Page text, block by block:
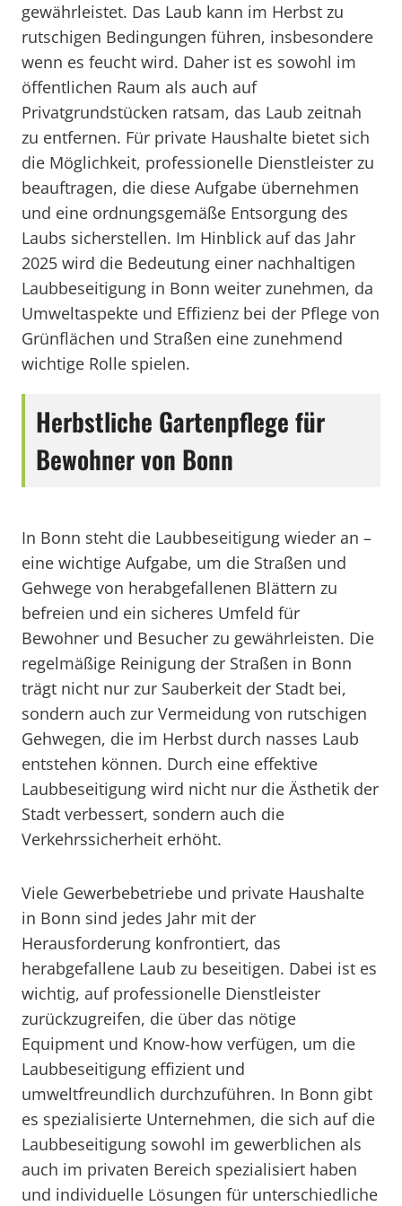
gewährleistet. Das Laub kann im Herbst zu
rutschigen Bedingungen führen, insbesondere
wenn es feucht wird. Daher ist es sowohl im
öffentlichen Raum als auch auf
Privatgrundstücken ratsam, das Laub zeitnah
zu entfernen. Für private Haushalte bietet sich
die Möglichkeit, professionelle Dienstleister zu
beauftragen, die diese Aufgabe übernehmen
und eine ordnungsgemäße Entsorgung des
Laubs sicherstellen. Im Hinblick auf das Jahr
2025 wird die Bedeutung einer nachhaltigen
Laubbeseitigung in Bonn weiter zunehmen, da
Umweltaspekte und Effizienz bei der Pflege von
Grünflächen und Straßen eine zunehmend
wichtige Rolle spielen.
Herbstliche Gartenpflege für
Bewohner von Bonn
In Bonn steht die Laubbeseitigung wieder an –
eine wichtige Aufgabe, um die Straßen und
Gehwege von herabgefallenen Blättern zu
befreien und ein sicheres Umfeld für
Bewohner und Besucher zu gewährleisten. Die
regelmäßige Reinigung der Straßen in Bonn
trägt nicht nur zur Sauberkeit der Stadt bei,
sondern auch zur Vermeidung von rutschigen
Gehwegen, die im Herbst durch nasses Laub
entstehen können. Durch eine effektive
Laubbeseitigung wird nicht nur die Ästhetik der
Stadt verbessert, sondern auch die
Verkehrssicherheit erhöht.
Viele Gewerbebetriebe und private Haushalte
in Bonn sind jedes Jahr mit der
Herausforderung konfrontiert, das
herabgefallene Laub zu beseitigen. Dabei ist es
wichtig, auf professionelle Dienstleister
zurückzugreifen, die über das nötige
Equipment und Know-how verfügen, um die
Laubbeseitigung effizient und
umweltfreundlich durchzuführen. In Bonn gibt
es spezialisierte Unternehmen, die sich auf die
Laubbeseitigung sowohl im gewerblichen als
auch im privaten Bereich spezialisiert haben
und individuelle Lösungen für unterschiedliche